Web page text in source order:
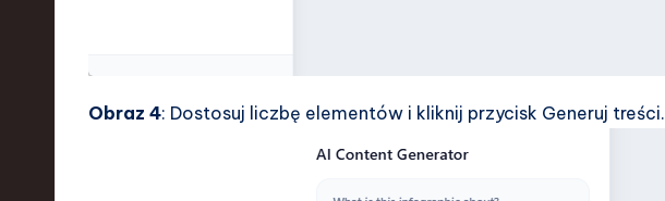
Obraz 4: Dostosuj liczbę elementów i kliknij przycisk Generuj treści.